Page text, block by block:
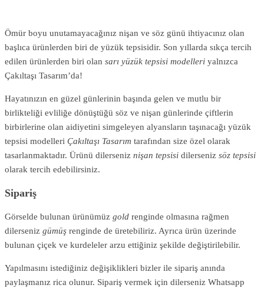
Ömür boyu unutamayacağınız nişan ve söz günü ihtiyacınız olan
başlıca ürünlerden biri de yüzük tepsisidir. Son yıllarda sıkça tercih
edilen ürünlerden biri olan sarı yüzük tepsisi modelleri yalnızca
Çakıltaşı Tasarım’da!
Hayatınızın en güzel günlerinin başında gelen ve mutlu bir
birlikteliği evliliğe dönüştüğü söz ve nişan günlerinde çiftlerin
birbirlerine olan aidiyetini simgeleyen alyansların taşınacağı yüzük
tepsisi modelleri Çakıltaşı Tasarım tarafından size özel olarak
tasarlanmaktadır. Ürünü dilerseniz nişan tepsisi dilerseniz söz tepsisi
olarak tercih edebilirsiniz.
Sipariş
Görselde bulunan ürünümüz gold renginde olmasına rağmen
dilerseniz gümüş renginde de üretebiliriz. Ayrıca ürün üzerinde
bulunan çiçek ve kurdeleler arzu ettiğiniz şekilde değiştirilebilir.
Yapılmasını istediğiniz değişiklikleri bizler ile sipariş anında
paylaşmanız rica olunur. Sipariş vermek için dilerseniz Whatsapp